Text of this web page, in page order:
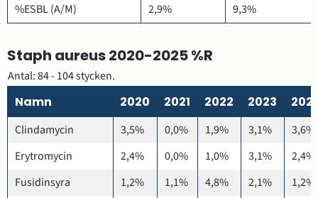
%ESBL (A/M)
2,9% 9,3%
Staph aureus 2020-2025 %R
Antal: 84 - 104 stycken.
Namn 2020 2021 2022 2023
Clindamycin 3,5% 0,0% 1,9% 3,1%
3,6%
Erytromycin
2,4% 0,0% 1,0% 3,1%
2,4%
Fusidinsyra
1,2% 1,1% 4,8% 2,1% 1,2%